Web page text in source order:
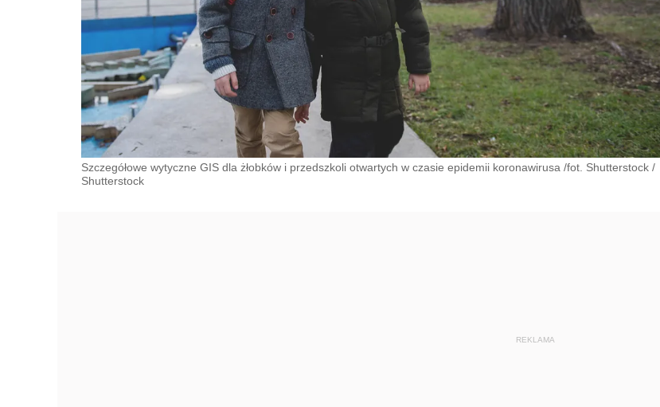
Szczegółowe wytyczne GIS dla żłobków i przedszkoli otwartych w czasie epidemii koronawirusa /fot. Shutterstock /
Shutterstock